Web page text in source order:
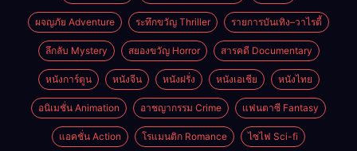
ผจญภัย Adventure ระทึกขวัญ Thriller รายการบันเทิง–วาไรตี้
ลึกลับ Mystery สยองขวัญ Horror สารคดี Documentary
หนังการ์ตูน หนังจีน หนังฝรั่ง หนังเอเชีย หนังไทย
อนิเมชั่น Animation อาชญากรรม Crime แฟนตาซี Fantasy
แอคชั่น Action โรแมนติก Romance ไซไฟ Sci-fi